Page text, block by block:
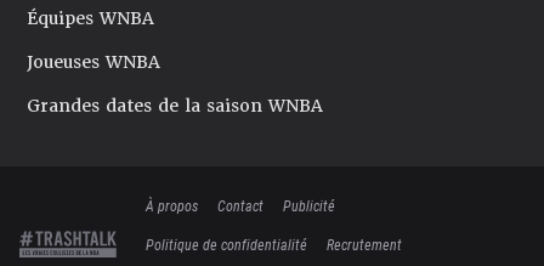
Équipes WNBA
Joueuses WNBA
Grandes dates de la saison WNBA
À propos Contact
Publicité
Politique de confidentialité
Recrutement